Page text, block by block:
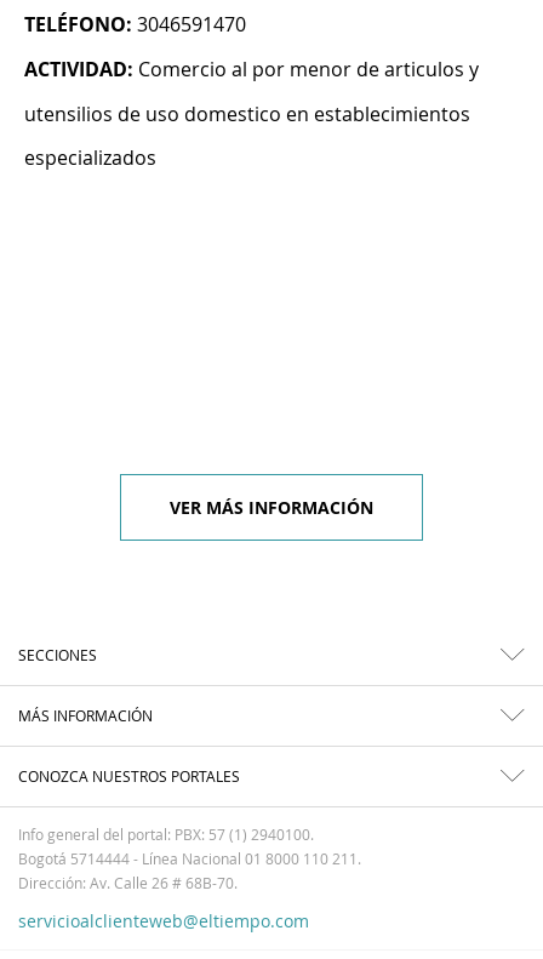
TELÉFONO: 3046591470
ACTIVIDAD: Comercio al por menor de articulos y
utensilios de uso domestico en establecimientos
especializados
VER MÁS INFORMACIÓN
SECCIONES
MÁS INFORMACIÓN
CONOZCA NUESTROS PORTALES
Info general del portal: PBX: 57 (1) 2940100.
Bogotá 5714444 - Línea Nacional 01 8000 110 211.
Dirección: Av. Calle 26 # 68B-70.
servicioalclienteweb@eltiempo.com